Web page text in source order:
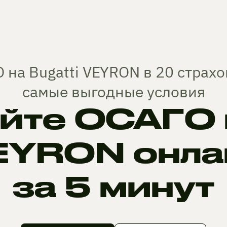
Bugatti VEYRON в 20
самые выгодные условия
ОСАГО
за 5 минут